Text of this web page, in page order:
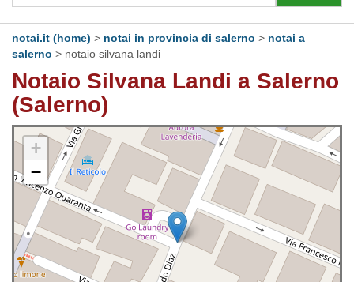
notai.it (home) > notai in provincia di salerno > notai a
salerno > notaio silvana landi
Notaio Silvana Landi a Salerno
(Salerno)
+
−